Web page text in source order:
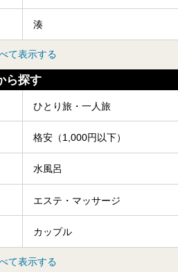
湊
て表示する
ら探す
ひとり旅・一人旅
格安（1,000円以下）
水風呂
エステ・マッサージ
カップル
て表示する